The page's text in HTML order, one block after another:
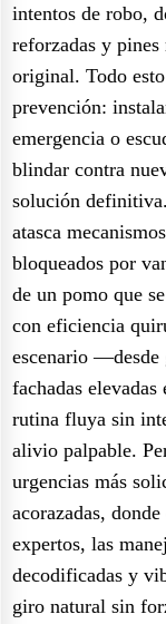
intentos de robo,
reforzadas y
original. Todo
prevención:
emergencia o
blindar contra
solución
atasca
bloqueados por
de un pomo que
con eficiencia
escenario —desde
fachadas
rutina fluya sin
alivio palpable.
urgencias más
acorazadas,
expertos, las
decodificadas y
giro natural sin